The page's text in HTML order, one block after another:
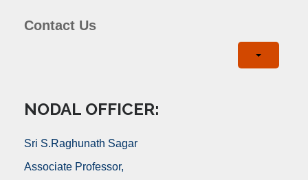
Contact Us
NODAL OFFICER:
Sri S.Raghunath Sagar
Associate Professor,